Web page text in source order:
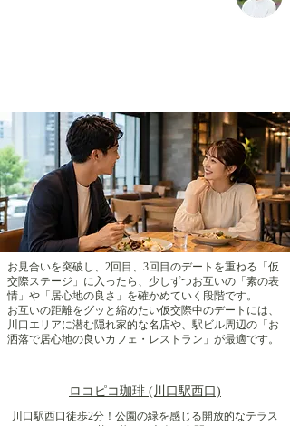
お見合いを突破し、2回目、3回目のデートを重ねる「仮
交際ステージ」に入ったら、少しずつお互いの「素の表
情」や「居心地の良さ」を確かめていく段階です。
お互いの距離をグッと縮めたい仮交際中のデートには、
川口エリアに潜む隠れ家的な名店や、駅ビル周辺の「お
洒落で居心地の良いカフェ・レストラン」が最適です。
ロコピコ珈琲 (川口駅西口)
川口駅西口徒歩2分！公園の緑を感じる開放的なテラス